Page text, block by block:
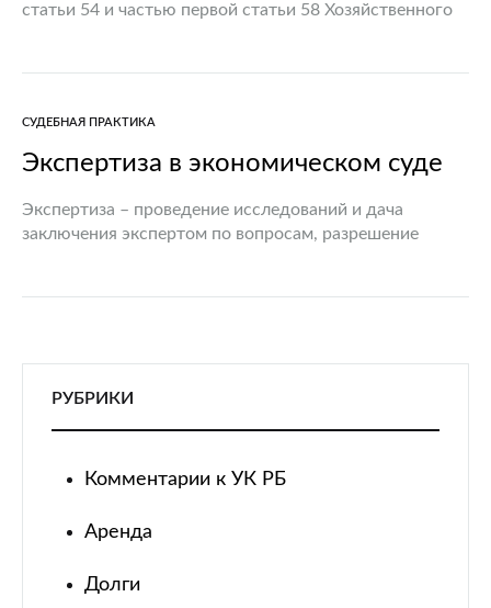
статьи 54 и частью первой статьи 58 Хозяйственного
СУДЕБНАЯ ПРАКТИКА
Экспертиза в экономическом суде
Экспертиза – проведение исследований и дача
заключения экспертом по вопросам, разрешение
РУБРИКИ
Комментарии к УК РБ
Аренда
Долги